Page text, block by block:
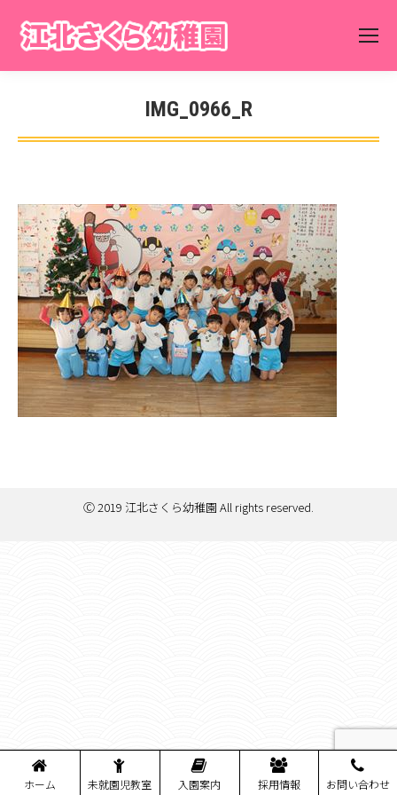
IMG_0966_R
You are here:
Ⓒ 2019 江北さくら幼稚園 All rights reserved.
ホーム 未就園児教室 入園案内 採用情報 お問い合わせ